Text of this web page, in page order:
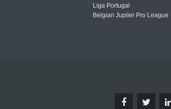
Liga Portugal
Belgian Jupiler Pro League